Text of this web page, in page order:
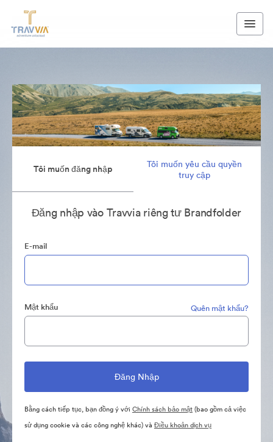
Tôi muốn đăng nhập
Tôi muốn yêu cầu quyền
truy cập
Đăng nhập vào Travvia riêng tư Brandfolder
E-mail
Mật khẩu Quên mật khẩu?
Bằng cách tiếp tục, bạn đồng ý với Chính sách bảo mật(bao gồm cả việc
sử dụng cookie và các công nghệ khác) và Điều khoản dịch vụ